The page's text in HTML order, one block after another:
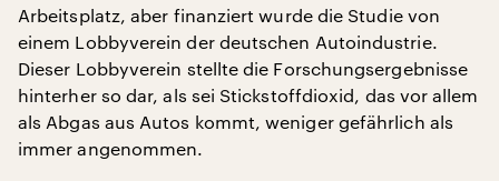
Arbeitsplatz, aber finanziert wurde die Studie von
einem Lobbyverein der deutschen Autoindustrie.
Dieser Lobbyverein stellte die Forschungsergebnisse
hinterher so dar, als sei Stickstoffdioxid, das vor allem
als Abgas aus Autos kommt, weniger gefährlich als
immer angenommen.